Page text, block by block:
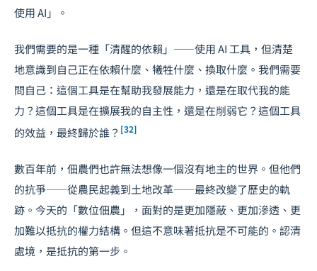
使用 AI」。
我們需要的是一種「清醒的依賴」——使用 AI 工具，但清楚
地意識到自己正在依賴什麼、犧牲什麼、換取什麼。我們需要
問自己：這個工具是在幫助我發展能力，還是在取代我的能
力？這個工具是在擴展我的自主性，還是在削弱它？這個工具
的效益，最終歸於誰？ [32]
數百年前，佃農們也許無法想像一個沒有地主的世界。但他們
的抗爭——從農民起義到土地改革——最終改變了歷史的軌
跡。今天的「數位佃農」，面對的是更加隱蔽、更加滲透、更
加難以抵抗的權力結構。但這不意味著抵抗是不可能的。認清
處境，是抵抗的第一步。